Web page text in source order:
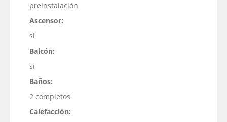
preinstalación
Ascensor:
si
Balcón:
si
Baños:
2 completos
Calefacción: